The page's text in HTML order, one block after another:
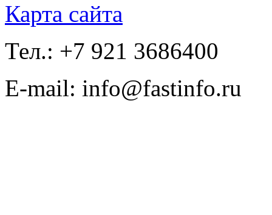
Карта сайта
Тел.: +7 921 3686400
E-mail: info@fastinfo.ru